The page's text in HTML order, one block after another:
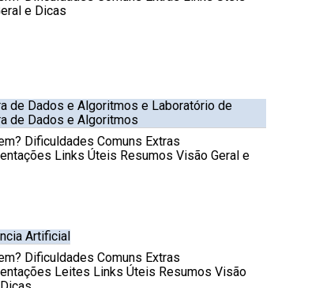
e Dicas
de Dados e Algoritmos e Laboratório de
de Dados e Algoritmos
Dificuldades Comuns Extras
Links Úteis Resumos Visão Geral e
Artificial
Dificuldades Comuns Extras
Leites Links Úteis Resumos Visão